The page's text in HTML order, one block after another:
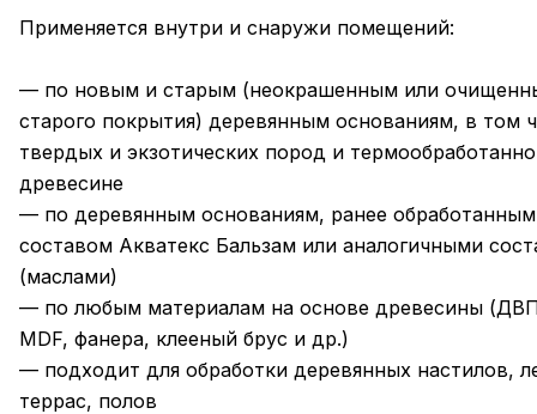
Применяется внутри и снаружи помещений:
— по новым и старым (неокрашенным или
старого покрытия) деревянным основаниям, в том
твердых и экзотических пород и
древесине
— по деревянным основаниям, ранее обработанным
составом Акватекс Бальзам или аналогичными
(маслами)
— по любым материалам на основе древесины
MDF, фанера, клееный брус и др.)
— подходит для обработки деревянных настилов,
террас, полов